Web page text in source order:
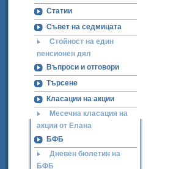
Статии
Съвет на седмицата
Стойност на един
пенсионен дял
Въпроси и отговори
Търсене
Класации на акции
Месечна класация на
акции от Елана
БФБ
Дневен бюлетин на
БФБ